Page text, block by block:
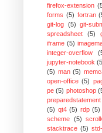
firefox-extension
forms (5) fortran
git-log (5) git-
spreadsheet
(5)
iframe (5)
integer-overflow
jupyter-notebook
(5) man (5)
open-office (5)
pe (5) photoshop
preparedstatement
(5) qt4 (5) rdp (5)
scheme (5)
stacktrace (5)